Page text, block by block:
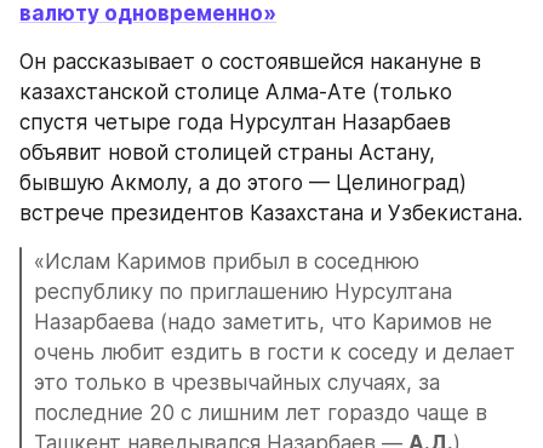
валюту одновременно»
Он рассказывает о состоявшейся накануне в
казахстанской столице Алма-Ате (только
спустя четыре года Нурсултан Назарбаев
объявит новой столицей страны Астану,
бывшую Акмолу, а до этого — Целиноград)
встрече президентов Казахстана и Узбекистана.
«Ислам Каримов прибыл в соседнюю
республику по приглашению Нурсултана
Назарбаева (надо заметить, что Каримов не
очень любит ездить в гости к соседу и делает
это только в чрезвычайных случаях, за
последние 20 с лишним лет гораздо чаще в
Ташкент наведывался Назарбаев — А.Д.).